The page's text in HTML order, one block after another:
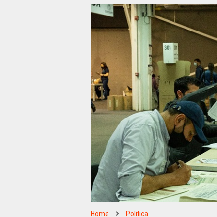
Home Politica